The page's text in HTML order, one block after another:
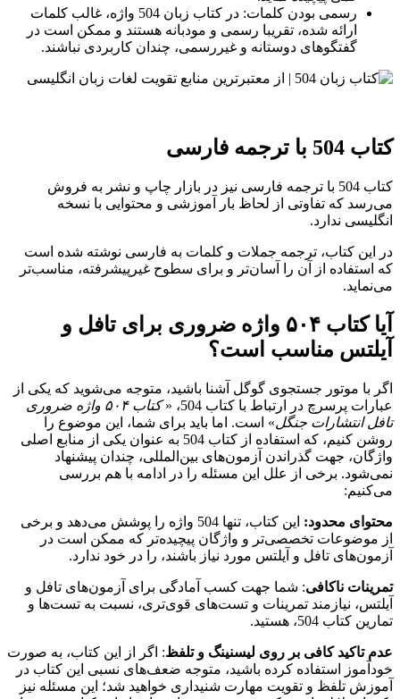
رسمی بودن کلمات: در کتاب زبان 504 واژه، غالب کلمات
ارائه شده، تقریبا رسمی و مودبانه هستند و ممکن است در
گفتگوهای دوستانه و غیررسمی، چندان کاربردی نباشند.
کتاب 504 با ترجمه فارسی
کتاب 504 با ترجمه فارسی نیز در بازار چاپ و نشر به فروش
می‌رسد که تفاوتی از لحاظ بار آموزشی و محتوایی با نسخه
انگلیسی ندارد.
در این کتاب، ترجمه جملات و کلمات به فارسی نوشته شده است
که استفاده از آن را آسان‌تر و برای سطوح غیرپیشرفته، مناسب‌تر
می‌نماید.
آیا کتاب ۵۰۴ واژه ضروری برای تافل و
آیلتس مناسب است؟
اگر با موتور جستجوی گوگل آشنا باشید، متوجه می‌شوید که یکی از
عبارات پرسرچ در ارتباط با کتاب 504، «
کتاب ۵۰۴ واژه ضروری
تافل انتشارات جنگل» است. اما باید برای شما، این موضوع را
روشن کنیم، که استفاده از کتاب 504 به عنوان یکی از منابع اصلی
واژگان، جهت گذراندن آزمون‌های بین‌المللی، چندان پیشنهاد
نمی‌شود. برخی از علل این مسئله را در ادامه با هم بررسی
می‌کنیم:
محتوای محدود:
این کتاب، تنها 504 واژه‌ را پوشش می‌دهد و برخی
از موضوعات تخصصی‌تر و واژگان پیچیده‌تر که ممکن است در
آزمون‌های تافل و آیلتس مورد نیاز باشند، را در خود ندارد.
تمرینات ناکافی: شما جهت کسب آمادگی برای آزمون‌های تافل و
آیلتس، نیازمند تمرینات و تست‌های قوی‌تری، نسبت به تست‌ها و
تمارین کتاب 504، هستید.
عدم تاکید کافی بر روی لیسنینگ و تلفظ: اگر از این کتاب، به صورت
خودآموز استفاده کرده باشید، متوجه ضعف‌های نسبی این کتاب در
آموزش تلفظ و تقویت مهارت شنیداری خواهید شد؛ این مسئله نیز